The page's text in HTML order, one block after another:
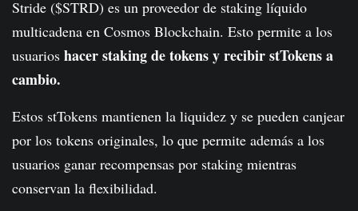
Stride ($STRD) es un proveedor de staking líquido
multicadena en Cosmos Blockchain. Esto permite a los
usuarios hacer staking de tokens y recibir stTokens a
cambio.
Estos stTokens mantienen la liquidez y se pueden canjear
por los tokens originales, lo que permite además a los
usuarios ganar recompensas por staking mientras
conservan la flexibilidad.